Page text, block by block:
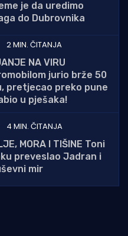
je da uredimo
do Dubrovnika
2 MIN. ČITANJA
NA VIRU
jurio brže 50
pretjecao preko pune
u pješaka!
4 MIN. ČITANJA
MORA I TIŠINE Toni
preveslao Jadran i
mir